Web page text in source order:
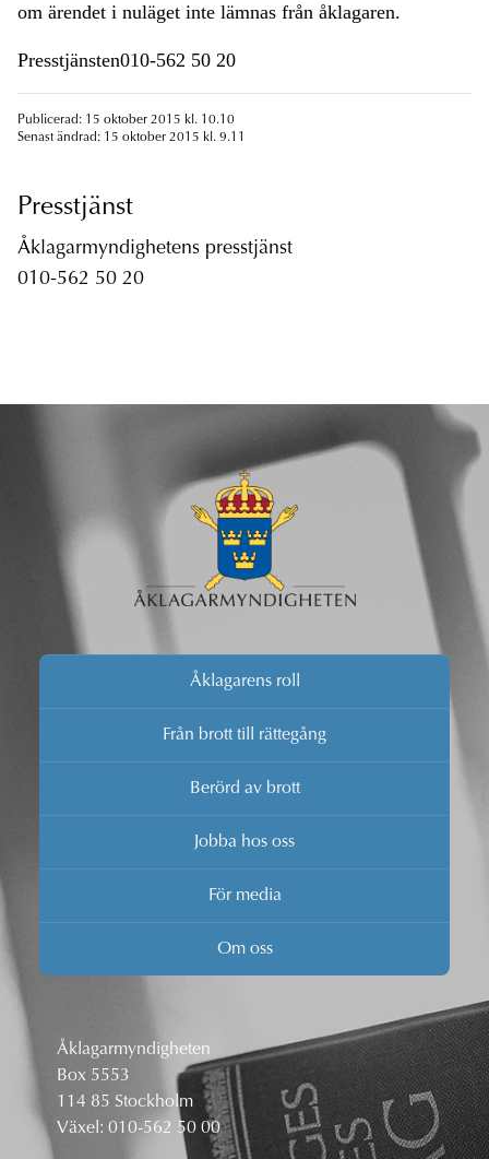
om ärendet i nuläget inte lämnas från åklagaren.
Presstjänsten010-562 50 20
Publicerad: 15 oktober 2015 kl. 10.10
Senast ändrad: 15 oktober 2015 kl. 9.11
Presstjänst
Åklagarmyndighetens presstjänst
010-562 50 20
Åklagarens roll
Från brott till rättegång
Berörd av brott
Jobba hos oss
För media
Om oss
Åklagarmyndigheten
Box 5553
114 85 Stockholm
Växel: 010-562 50 00